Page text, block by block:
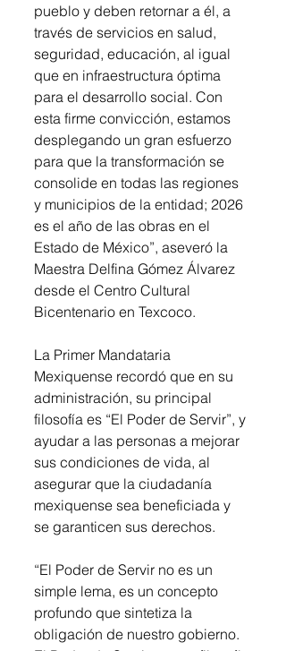
pueblo y deben retornar a él, a
través de servicios en salud,
seguridad, educación, al igual
que en infraestructura óptima
para el desarrollo social. Con
esta firme convicción, estamos
desplegando un gran esfuerzo
para que la transformación se
consolide en todas las regiones
y municipios de la entidad; 2026
es el año de las obras en el
Estado de México”, aseveró la
Maestra Delfina Gómez Álvarez
desde el Centro Cultural
Bicentenario en Texcoco.
La Primer Mandataria
Mexiquense recordó que en su
administración, su principal
filosofía es “El Poder de Servir”, y
ayudar a las personas a mejorar
sus condiciones de vida, al
asegurar que la ciudadanía
mexiquense sea beneficiada y
se garanticen sus derechos.
“El Poder de Servir no es un
simple lema, es un concepto
profundo que sintetiza la
obligación de nuestro gobierno.